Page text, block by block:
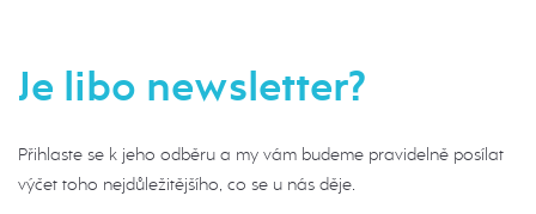
Je libo newsletter?
Přihlaste se k jeho odběru a my vám budeme pravidelně posílat
výčet toho nejdůležitějšího, co se u nás děje.